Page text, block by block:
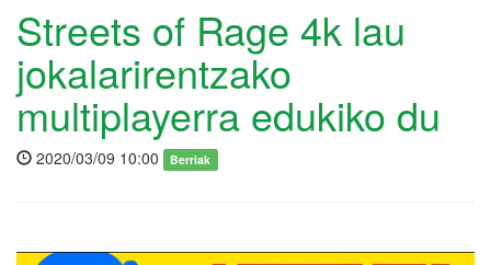
Streets of Rage 4k lau
jokalarirentzako
multiplayerra edukiko du
2020/03/09 10:00 Berriak